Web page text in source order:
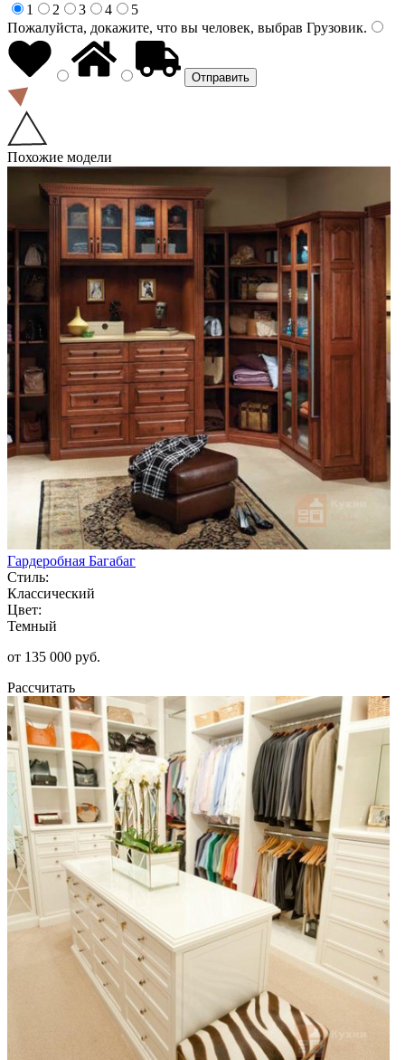
1
2 3 4
5
Пожалуйста, докажите, что вы человек, выбрав Грузовик.
Похожие модели
Гардеробная Багабаг
Стиль:
Классический
Цвет:
Темный
от 135 000 руб.
Рассчитать